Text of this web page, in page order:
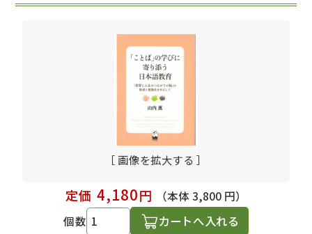
［ 画像を拡大する ］
定価 4,180円
（本体 3,800 円）
個数
カートへ入れる